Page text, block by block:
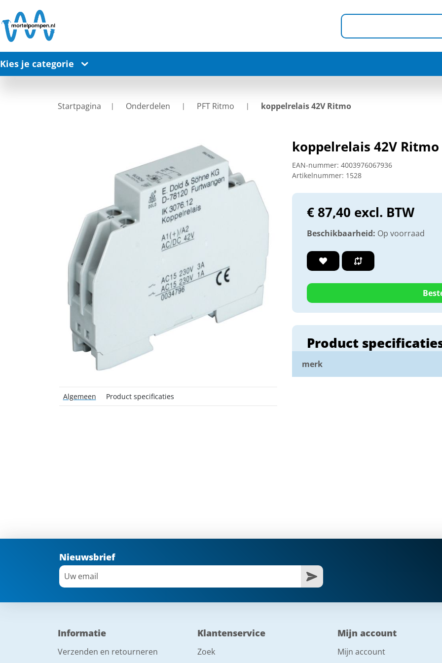
Kies je categorie
Startpagina Onderdelen PFT Ritmo koppelrelais 42V Ritmo
Algemeen Product specificaties
koppelrelais 42V Ritmo
EAN-nummer: 4003976067936
Artikelnummer: 1528
€ 87,40 excl. BTW
Beschikbaarheid: Op voorraad
Product
merk
Nieuwsbrief
Informatie
Verzenden en retourneren
Klantenservice
Zoek
Mijn account
Mijn account